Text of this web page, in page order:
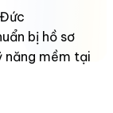
bị hồ sơ
năng mềm tại